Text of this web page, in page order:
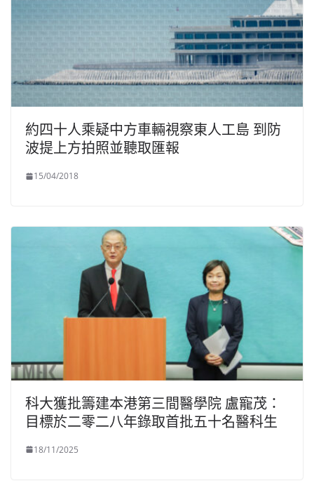
約四十人乘疑中方車輛視察東人工島 到防
波提上方拍照並聽取匯報
15/04/2018
科大獲批籌建本港第三間醫學院 盧寵茂：
目標於二零二八年錄取首批五十名醫科生
18/11/2025